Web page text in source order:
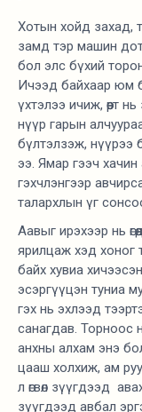
Хотын хойд захад,
замд тэр машин
бол элс бүхий
Ичээд байхаар юм
үхтэлээ ичиж, өөрт
нүүр гарын
бүлтэлзэж, нүүрээ
ээ. Ямар гээч
гэхчлэнгээр
талархлын үг
Аавыг ирэхээр нь
ярилцаж хэд хоног
байх хувиа
эсэргүүцэн туниа
гэх нь эхлээд
санагдав. Торноос
анхны алхам энэ
цааш холхиж, ам руу
л өгвөл зүүгдээд
зүүгдээд авбал